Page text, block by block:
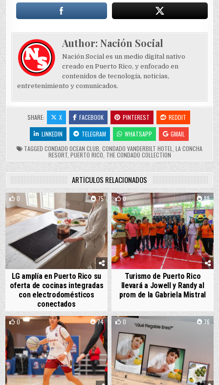
Author:Nación Social
Nación Social es un medio digital nativo
creado en Puerto Rico, y enfocado en
contenidos de tecnología, noticias,
entretenimiento y comunicados.
SHARE: X FACEBOOK PINTEREST
REDDIT
LINKEDIN
TELEGRAM WHATSAPP
GMAIL
TAGGED CONDADO OCEAN CLUB CONDADO VANDERBILT HOTEL LA CONCHA
RESORT, PUERTO RICO THE CONDADO COLLECTION
ARTÍCULOS RELACIONADOS
0 75
LG amplía en Puerto Rico su
oferta de cocinas integradas
con electrodomésticos
conectados
0 88
Turismo de Puerto Rico
llevará a Jowell y Randy al
prom de la Gabriela Mistral
0 74 0 76